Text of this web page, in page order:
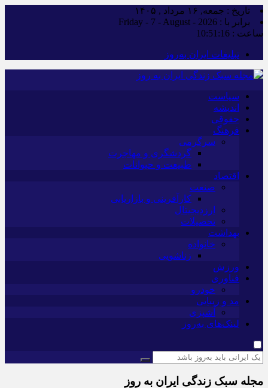
تاریخ : جمعه, ۱۶ مرداد , ۱۴۰۵
برابر با : Friday - 7 - August - 2026
ساعت : 10:51:16
تبلیغات ایران به‌روز
سیاست
اندیشه
حقوقی
فرهنگ
سرگرمی
گردشگری و مهاجرت
طبیعت و حیوانات
اقتصاد
صنعت
کارآفرینی و بازاریابی
ارزدیجیتال
تحصیلات
بهداشت
خانواده
زناشویی
ورزش
فناوری
خودرو
مد و زیبایی
آشپزی
لینک‌های به‌روز
مجله سبک زندگی ایران به روز